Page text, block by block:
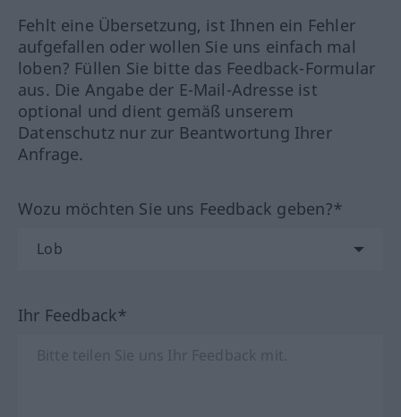
Fehlt eine Übersetzung, ist Ihnen ein Fehler
aufgefallen oder wollen Sie uns einfach mal
loben? Füllen Sie bitte das Feedback-Formular
aus. Die Angabe der E-Mail-Adresse ist
optional und dient gemäß unserem
Datenschutz nur zur Beantwortung Ihrer
Anfrage.
Wozu möchten Sie uns Feedback geben?*
Ihr Feedback*